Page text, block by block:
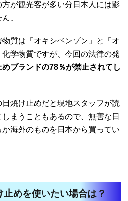
が観光客が多い分日本人には影
。
質は「オキシベンゾン」と「オ
学物質ですが、今回の法律の発
ブランドの78％が禁止されてし
焼け止めだと現地スタッフが読
まうこともあるので、無害な日
海外のものを日本から買ってい
止めを使いたい場合は？